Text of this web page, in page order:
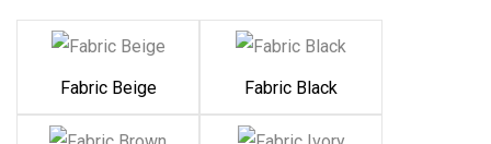
Fabric Beige Fabric Black